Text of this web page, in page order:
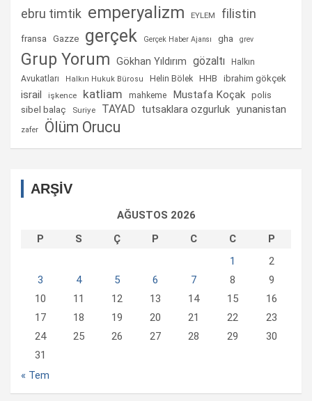
ebru timtik emperyalizm EYLEM filistin
fransa Gazze gerçek Gerçek Haber Ajansı gha grev
Grup Yorum Gökhan Yıldırım gözaltı
Halkın
Avukatları
Halkın Hukuk Bürosu Helin Bölek HHB ibrahim gökçek
israil işkence katliam mahkeme Mustafa Koçak polis
sibel balaç Suriye TAYAD tutsaklara ozgurluk yunanistan
zafer Ölüm Orucu
ARŞİV
AĞUSTOS 2026
P
S Ç P C C
P
1
2
3
4 5 6 7 8
9
10
11 12 13 14 15
16
17
18 19 20 21 22
23
24
25 26 27 28 29
30
31
« Tem